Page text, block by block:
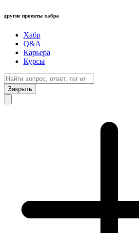
другие проекты хабра
Хабр
Q&A
Карьера
Курсы
Закрыть